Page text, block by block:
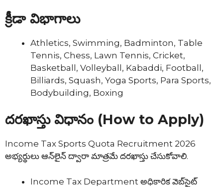
క్రీడా విభాగాలు
Athletics, Swimming, Badminton, Table
Tennis, Chess, Lawn Tennis, Cricket,
Basketball, Volleyball, Kabaddi, Football,
Billiards, Squash, Yoga Sports, Para Sports,
Bodybuilding, Boxing
దరఖాస్తు విధానం (How to Apply)
Income Tax Sports Quota Recruitment 2026
అభ్యర్థులు ఆన్‌లైన్ ద్వారా మాత్రమే దరఖాస్తు చేసుకోవాలి.
Income Tax Department అధికారిక వెబ్‌సైట్